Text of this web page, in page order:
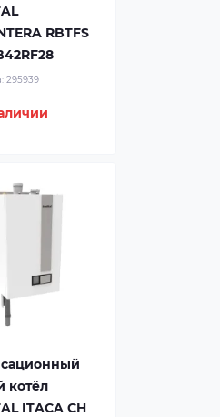
RBTFS
295939
котёл
ITACA CH